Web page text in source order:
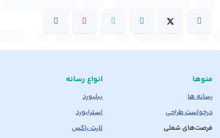
منوها
رسانه ها
درخواست طراحی
فرصت‌های شغلی
انواع رسانه
بیلبورد
استرابورد
لایت باکس